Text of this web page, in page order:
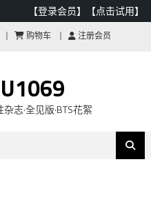
【登录会员】 【点击试用】
购物车 注册会员
志·全见版·BTS花絮